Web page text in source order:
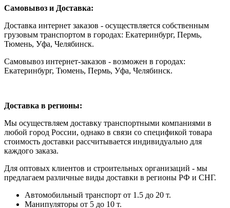
Самовывоз и Доставка:
Доставка интернет заказов - осуществляется собственным
грузовым транспортом в городах: Екатеринбург, Пермь,
Тюмень, Уфа, Челябинск.
Самовывоз интернет-заказов - возможен в городах:
Екатеринбург, Тюмень, Пермь, Уфа, Челябинск.
Доставка в регионы:
Мы осуществляем доставку транспортными компаниями в
любой город России, однако в связи со спецификой товара
стоимость доставки рассчитывается индивидуально для
каждого заказа.
Для оптовых клиентов и строительных организаций - мы
предлагаем различные виды доставки в регионы РФ и СНГ.
Автомобильный транспорт от 1.5 до 20 т.
Манипуляторы от 5 до 10 т.